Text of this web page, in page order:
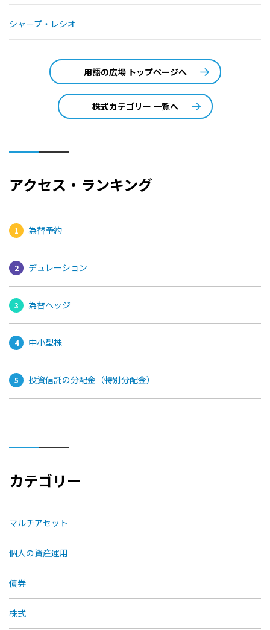
シャープ・レシオ
用語の広場 トップページへ
株式カテゴリー 一覧へ
アクセス・ランキング
為替予約
デュレーション
為替ヘッジ
中小型株
投資信託の分配金（特別分配金）
カテゴリー
マルチアセット
個人の資産運用
債券
株式